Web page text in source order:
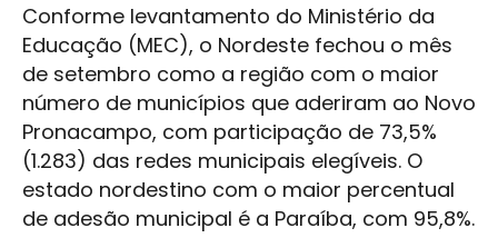
Conforme levantamento do Ministério da
Educação (MEC), o Nordeste fechou o mês
de setembro como a região com o maior
número de municípios que aderiram ao Novo
Pronacampo, com participação de 73,5%
(1.283) das redes municipais elegíveis. O
estado nordestino com o maior percentual
de adesão municipal é a Paraíba, com 95,8%.